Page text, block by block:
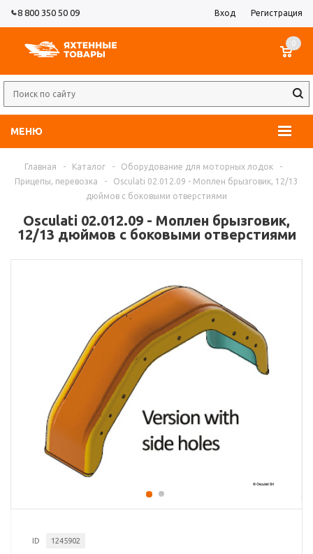
8 800 350 50 09 Вход Регистрация
МЕНЮ
0
Главная - Каталог - Оборудование для моторных лодок
-
Прицепы, перевозка
-
Osculati 02.012.09 - Моплен брызговик, 12/13
дюймов с боковыми отверстиями
Osculati 02.012.09 - Моплен брызговик,
12/13 дюймов с боковыми отверстиями
ID 1245902